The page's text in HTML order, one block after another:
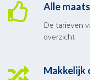
Alle
De tarieven
overzicht
Makkelijk